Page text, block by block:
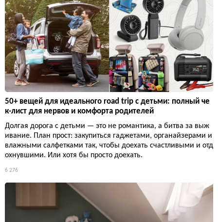
50+ вещей для идеального road trip с детьми: полный че
к-лист для нервов и комфорта родителей
Долгая дорога с детьми — это не романтика, а битва за выж
ивание. План прост: закупиться гаджетами, органайзерами и
влажными салфетками так, чтобы доехать счастливыми и отд
охнувшими. Или хотя бы просто доехать.
6 276